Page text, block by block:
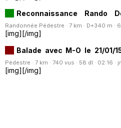
Reconnaissance Rando
Randonnée Pédestre · 7 km · D+340 m ·
[img][/img]
Balade avec M-O le 21/01/
Pédestre · 7 km · 740 vus · 58 dl · 02:16 ·
[img][/img]